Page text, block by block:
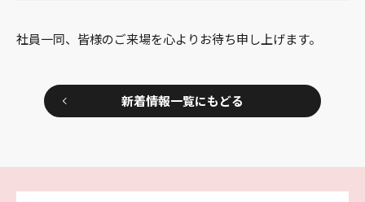
社員一同、皆様のご来場を心よりお待ち申し上げます。
新着情報一覧にもどる